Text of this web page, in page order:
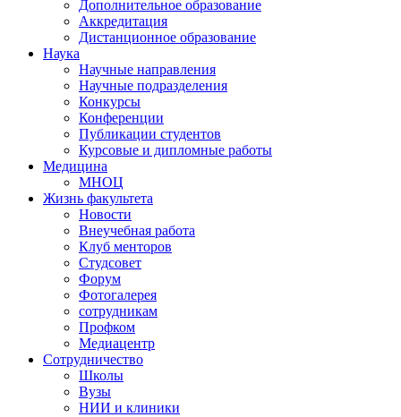
Дополнительное образование
Аккредитация
Дистанционное образование
Наука
Научные направления
Научные подразделения
Конкурсы
Конференции
Публикации студентов
Курсовые и дипломные работы
Медицина
МНОЦ
Жизнь факультета
Новости
Внеучебная работа
Клуб менторов
Студсовет
Форум
Фотогалерея
сотрудникам
Профком
Медиацентр
Сотрудничество
Школы
Вузы
НИИ и клиники